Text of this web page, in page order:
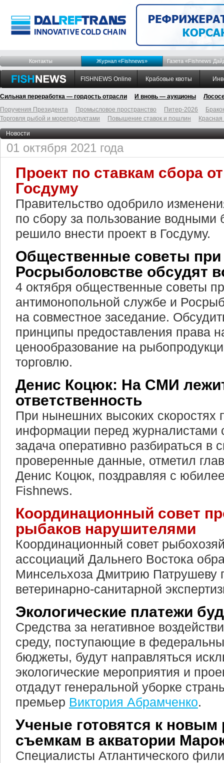
Контакты Журнал «Fishnews» Газета «Fishnews
FISHNEWS Online Крабовые квоты
Сильная переработка — гордость отрасли И вновь — аукционы
Поручения Президента
Промысловое пространство Питер-2026
Торговля рыбой и морепродуктами
Повышение ставок и пошлин
Новости
01 октября 2021 года
Проект по ставкам сбора
Госдуму
Правительство одобрило
по сбору за пользование водными
решило внести проект в Госдуму.
Общественные советы
Росрыболовстве обсудят
4 октября общественные советы
антимонопольной службе и
на совместное заседание.
принципы предоставления права
ценообразование на
торговлю.
Денис Коцюк: На СМИ
ответственность
При нынешних высоких скоростях
информации перед журналистами
задача оперативно разбираться в
проверенные данные, отметил
Денис Коцюк, поздравляя с
Fishnews.
Координационный совет
рыбаков нарушителями
Координационный совет
ассоциаций Дальнего Востока
Минсельхоза Дмитрию Патрушеву
ветеринарно-санитарной
Экологические платежи
Средства за негативное
среду, поступающие в
бюджеты, будут направляться
экологические мероприятия и
отдадут генеральной уборке
премьер Виктория Абрамченко.
Ученые готовятся к
съемкам в акватории
Специалисты Атлантического